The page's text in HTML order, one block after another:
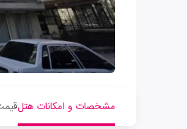
مشخصات و امکانات هتل